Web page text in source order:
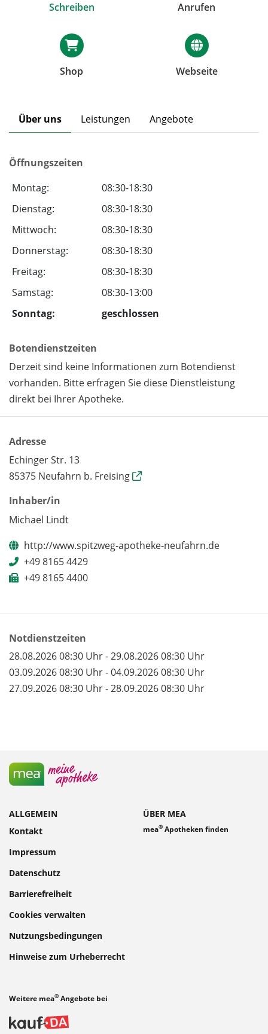
Schreiben Anrufen
Shop Webseite
Über uns Leistungen Angebote
Öffnungszeiten
Montag:
08:30-18:30
Dienstag:
08:30-18:30
Mittwoch:
08:30-18:30
Donnerstag:
08:30-18:30
Freitag:
08:30-18:30
Samstag:
08:30-13:00
Sonntag:
geschlossen
Botendienstzeiten
Derzeit sind keine Informationen zum Botendienst
vorhanden. Bitte erfragen Sie diese Dienstleistung
direkt bei Ihrer Apotheke.
Adresse
Echinger Str. 13
85375 Neufahrn b. Freising
Inhaber/in
Michael Lindt
http://www.spitzweg-apotheke-neufahrn.de
+49 8165 4429
+49 8165 4400
Notdienstzeiten
28.08.2026 08:30 Uhr - 29.08.2026 08:30 Uhr
03.09.2026 08:30 Uhr - 04.09.2026 08:30 Uhr
27.09.2026 08:30 Uhr - 28.09.2026 08:30 Uhr
ALLGEMEIN
Kontakt
Impressum
Datenschutz
Barrierefreiheit
Cookies verwalten
Nutzungsbedingungen
Hinweise zum Urheberrecht
ÜBER MEA
mea® Apotheken finden
Weitere mea® Angebote bei